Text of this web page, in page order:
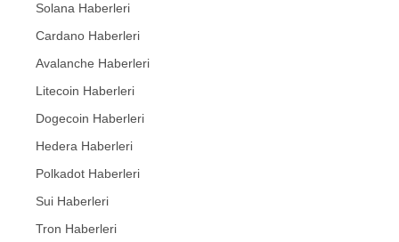
Solana Haberleri
Cardano Haberleri
Avalanche Haberleri
Litecoin Haberleri
Dogecoin Haberleri
Hedera Haberleri
Polkadot Haberleri
Sui Haberleri
Tron Haberleri